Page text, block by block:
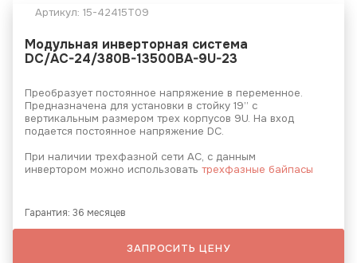
Артикул: 15-42415T09
Модульная инверторная система
DC/AC-24/380B-13500BA-9U-23
Преобразует постоянное напряжение в переменное.
Предназначена для установки в стойку 19” с
вертикальным размером трех корпусов 9U. На вход
подается постоянное напряжение DC.
При наличии трехфазной сети АС, с данным
инвертором можно использовать трехфазные байпасы
Гарантия: 36 месяцев
ЗАПРОСИТЬ ЦЕНУ